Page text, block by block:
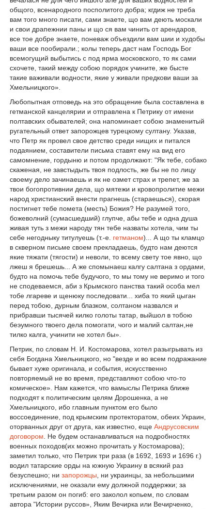
общого, всенародного посполитого добра; кгдиж не треба
вам того много писати, сами знаете, що вам деють москали
и свои драпежнии паны и що ся вам чинить от арендаров,
все тое добре знаете, поневаж объездили вам шии и худобы
ваши все пообирали.; колы теперь даст нам Господь Бог
всемогущий выбытись с под ярма московского, то як сами
схочете, такий между собою порядок учините, же бысте
такие важивали водности, якие у живали предкови ваши за
Хмельницкого».
Любопытная отповедь на это обращение была составлена в
гетманской канцелярии и отправлена к Петрику от имени
полтавских обывателей; она напоминает собою знаменитый
ругательный ответ запорожцев турецкому султану. Указав,
что Петр як провел свое детство среди нищих и питался
подаянием, составители письма ставят ему на вид его
самомнение, гордыню и потом продолжают: "Як тебе, собако
скаженая, не завстыдыть твоя подлость, же бы не по лицу
своему дело зачинаешь и як не озмет страх и трепет, же за
твои богопротивнии дела, що мятежи и кровопролитие межи
народ христианский внести прагнешь (стараешься), скорая
постигнет тебе помета (месть) Божия? Не разумей того,
божеволний (сумасшедший) глупче, абы тебе и одна душа
живая туть з межи народу тян тебе назваты хотела, чим ты
себе негодныку титулуешь (т.-е. гетманом)... А що ты кламцо
в скверном письме своем прекладаешь, будто нам деются
якие тяжати (тягости) и неволи, то всему свету тое явно, що
лжеш я брешешь... А же спомынаеш калгу салтана з ордами,
будто на помочь тебе будучого, то мы тому не веримо и того
не сподеваемся, аби з Крымского панства такий особа мел
тобе лгареве и щенюку последовати... хиба то який цыган
перед тобою, дурным блазком, солтаном назвался и
прибравши тысячей килко голоты татар, выйшол в тобою
беэумного твоего дела помогати, чого и малий салтан,не
тилко калга, учинити не хотел бы».
Петрик, по словам Н. И. Костомарова, хотел разыгрывать из
себя Богдана Хмельницкого, но "везде и во всем подражание
бывает хуже оригинала, и события, искусственно
повторяемый не во время, представляют собою что-то
комическое». Нам кажется, что вамыслы Петрика ближе
подходят к политическим целям Дорошенка, а не
Хмельницкого, ибо главным пунктом его было
воссоединение, под крымским протекторатом, обеих Украин,
оторванных друг от друга, как известно, еще Андрусовским
договором . Не будем останавливаться на подробностях
военных походов(их можно прочитать у Костомарова);
заметил только, что Петрик три раза (в 1692, 1693 и 1696 г.)
водил татарские орды на южную Украину в всякий раз
безуспешно; ни запорожцы , ни украинцы, за небольшими
исключениями, не оказали ему должной поддержки; за
третьим разом он погиб: его заколол копьем, по словам
автора "Истории руссов», Яким Вечирка или Вечирченко,